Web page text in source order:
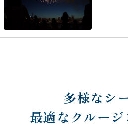
多様なシ
最適なクルージ